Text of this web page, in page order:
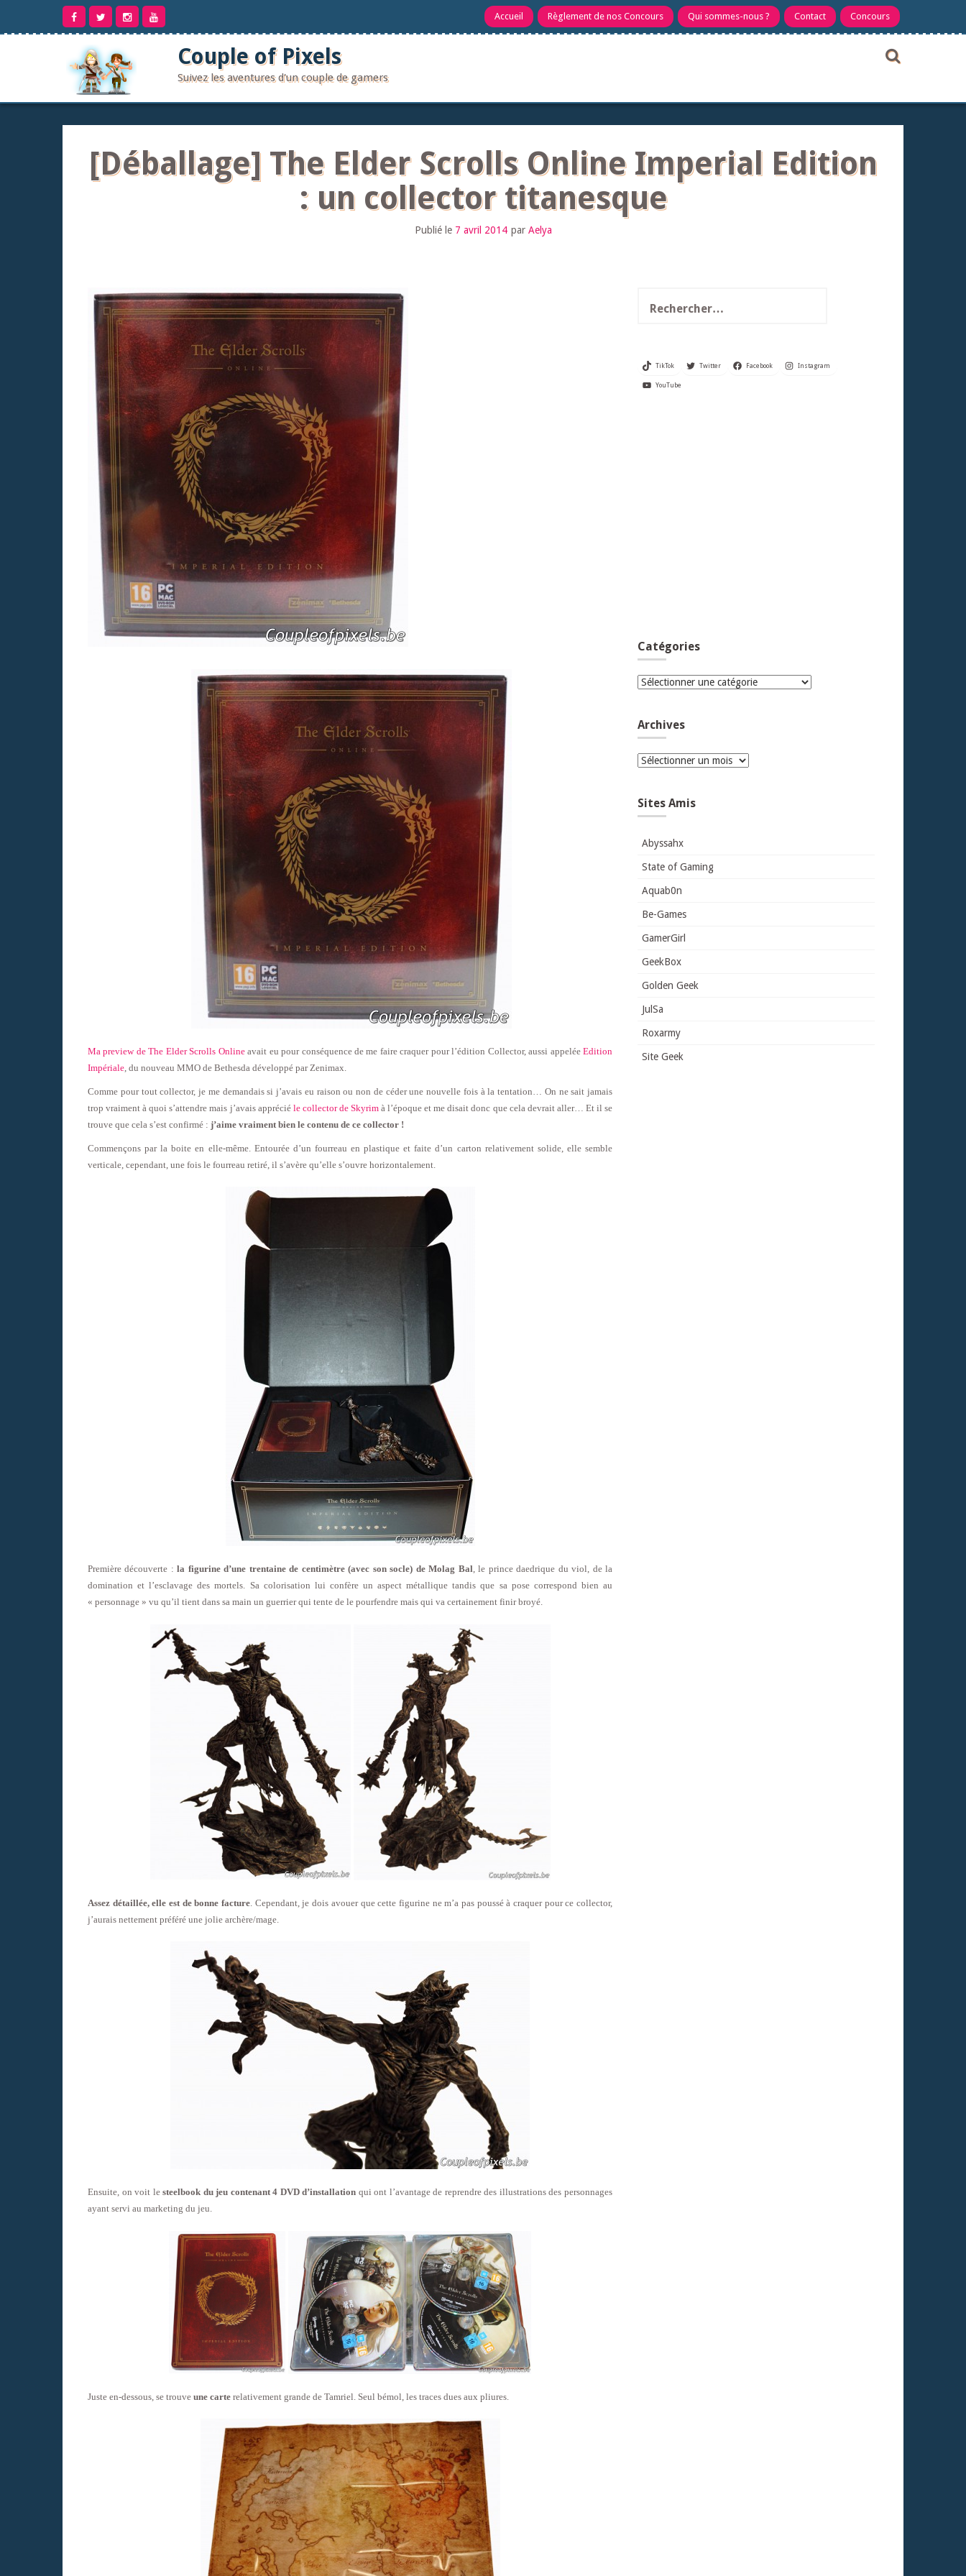
contenu
Accueil Règlement de nos Concours Qui sommes-nous ? Contact Concours
Couple of Pixels
Suivez les aventures d'un couple de gamers
[Déballage] The Elder Scrolls Online Imperial Edition
: un collector titanesque
Publié le 7 avril 2014 par Aelya
Ma preview de The Elder Scrolls Onlineavait eu pour conséquence de me faire craquer pour l’édition Collector, aussi appeléeEdition
Impériale , du nouveau MMO de Bethesda développé par Zenimax.
Comme pour tout collector, je me demandais si j’avais eu raison ou non de céder une nouvelle fois à la tentation… On ne sait jamais
trop vraiment à quoi s’attendre mais j’avais apprécié le collector de Skyrimà l’époque et me disait donc que cela devrait aller… Et il se
trouve que cela s’est confirmé : j’aime vraiment bien le contenu de ce collector !
Commençons par la boite en elle-même. Entourée d’un fourreau en plastique et faite d’un carton relativement solide, elle semble
verticale, cependant, une fois le fourreau retiré, il s’avère qu’elle s’ouvre horizontalement.
Première découverte :la figurine d’une trentaine de centimètre (avec son socle) de Molag Bal, le prince daedrique du viol, de la
domination et l’esclavage des mortels. Sa colorisation lui confère un aspect métallique tandis que sa pose correspond bien au
« personnage » vu qu’il tient dans sa main un guerrier qui tente de le pourfendre mais qui va certainement finir broyé.
Assez détaillée, elle est de bonne facture . Cependant, je dois avouer que cette figurine ne m’a pas poussé à craquer pour ce collector,
j’aurais nettement préféré une jolie archère/mage.
Ensuite, on voit lesteelbook du jeu contenant 4 DVD d’installation qui ont l’avantage de reprendre des illustrations des personnages
ayant servi au marketing du jeu.
Juste en-dessous, se trouve une carte relativement grande de Tamriel. Seul bémol, les traces dues aux pliures.
TikTok Twitter Facebook Instagram
YouTube
Catégories
Catégories
Archives
Archives
Sites Amis
Abyssahx
State of Gaming
Aquab0n
Be-Games
GamerGirl
GeekBox
Golden Geek
JulSa
Roxarmy
Site Geek